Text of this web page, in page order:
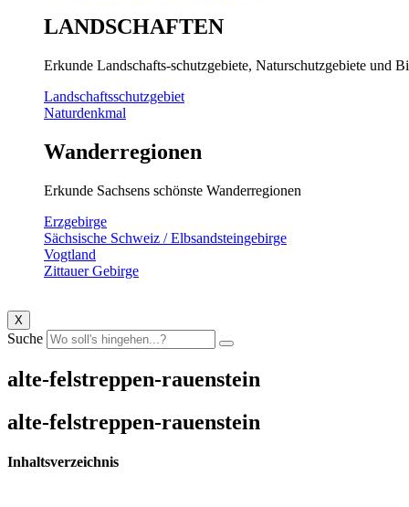
LANDSCHAFTEN
Erkunde Landschafts-schutzgebiete, Naturschutzgebiete und
Landschaftsschutzgebiet
Naturdenkmal
Wanderregionen
Erkunde Sachsens schönste Wanderregionen
Erzgebirge
Sächsische Schweiz / Elbsandsteingebirge
Vogtland
Zittauer Gebirge
X
Suche
alte-felstreppen-rauenstein
alte-felstreppen-rauenstein
Inhaltsverzeichnis